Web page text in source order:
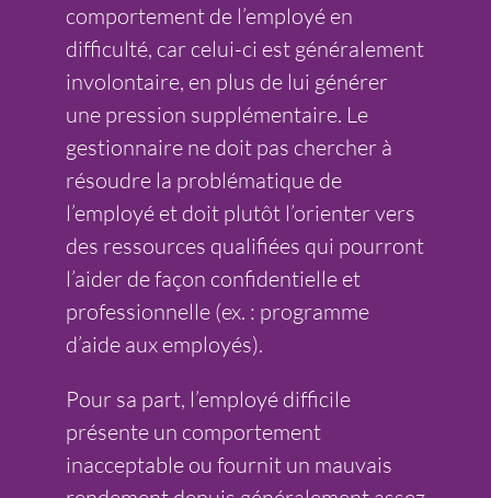
comportement de l’employé en
difficulté, car celui-ci est généralement
involontaire, en plus de lui générer
une pression supplémentaire. Le
gestionnaire ne doit pas chercher à
résoudre la problématique de
l’employé et doit plutôt l’orienter vers
des ressources qualifiées qui pourront
l’aider de façon confidentielle et
professionnelle (ex. : programme
d’aide aux employés).
Pour sa part, l’employé difficile
présente un comportement
inacceptable ou fournit un mauvais